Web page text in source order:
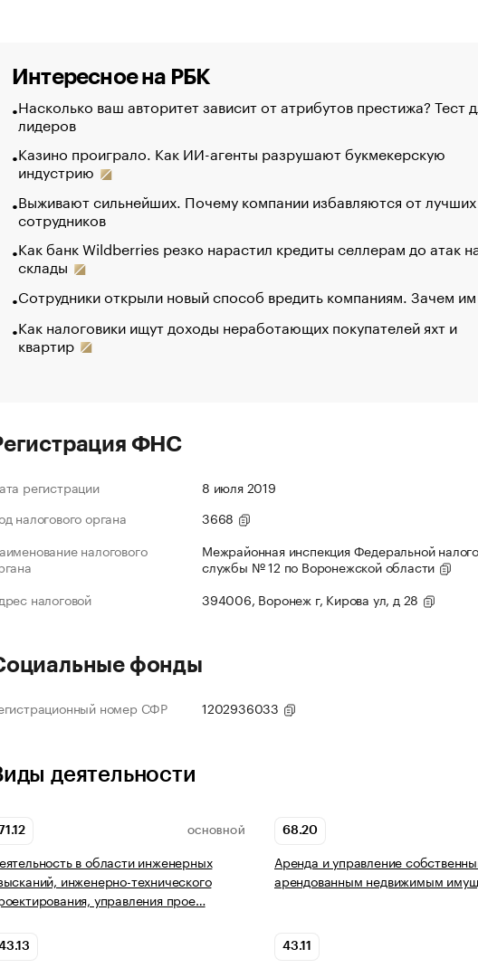
Интересное на РБК
Насколько ваш авторитет зависит от атрибутов престижа? Тест
лидеров
Казино проиграло. Как ИИ-агенты разрушают букмекерскую
индустрию
Выживают сильнейших. Почему компании избавляются от лучших
сотрудников
Как банк Wildberries резко нарастил кредиты селлерам до атак
склады
Сотрудники открыли новый способ вредить компаниям. Зачем
Как налоговики ищут доходы неработающих покупателей яхт и
квартир
ФНС
регистрации
8 июля 2019
налогового органа
3668
налогового
Межрайонная инспекция Федеральной
службы № 12 по Воронежской области
налоговой
394006, Воронеж г, Кирова ул, д 28
фонды
номер СФР 1202936033
деятельности
71.12 ОСНОВНОЙ
в области инженерных
инженерно-технического
управления прое…
68.20
Аренда и управление
арендованным недвижимым
43.11